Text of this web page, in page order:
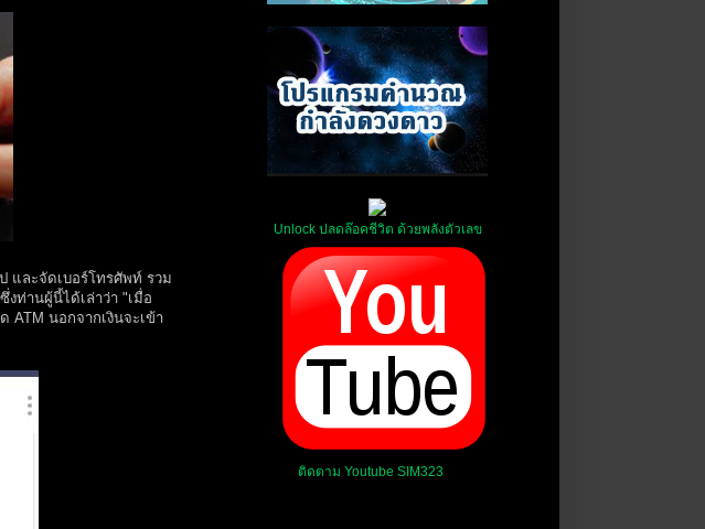
และจัดเบอร์โทรศัพท์ รวม
ท่านผู้นี้ได้เล่าว่า "เมื่อ
ATM นอกจากเงินจะเข้า
Unlock ปลดล๊อคชีวิต ด้วยพลังตัวเลข
ติดตาม Youtube SIM323